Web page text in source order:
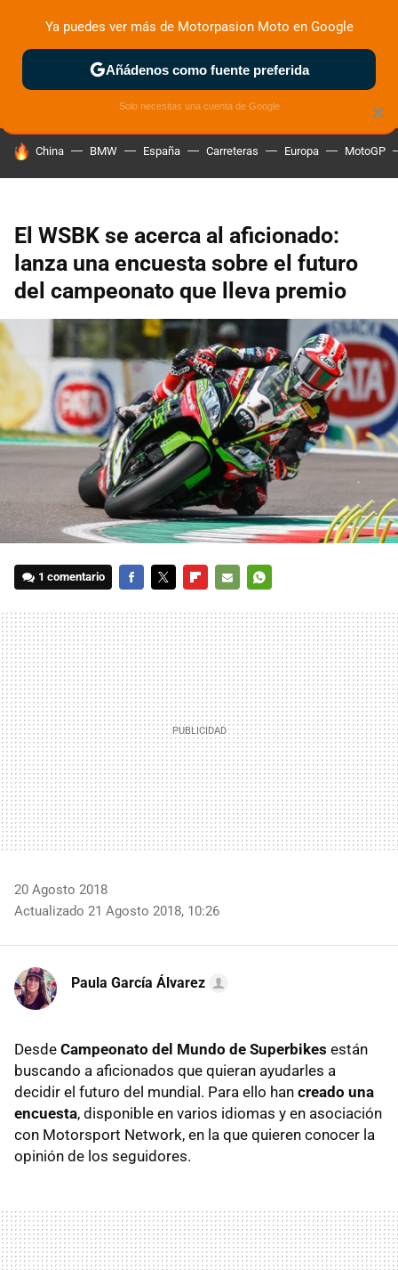
ZONA DE PRUEBAS DEPORTIVAS MOTOS ELÉCTRICAS
HOY SE HABLA DE
China BMW España Carreteras Europa MotoGP
El WSBK se acerca al aficionado:
lanza una encuesta sobre el futuro
del campeonato que lleva premio
1 comentario
MAIL
20 Agosto 2018
Actualizado 21 Agosto 2018, 10:26
Paula García Álvarez
Desde Campeonato del Mundo de Superbikes están
buscando a aficionados que quieran ayudarles a
decidir el futuro del mundial. Para ello han creado una
encuesta, disponible en varios idiomas y en asociación
con Motorsport Network, en la que quieren conocer la
opinión de los seguidores.
×
Ya puedes ver más de Motorpasion Moto en Google
Añádenos como fuente preferida
Solo necesitas una cuenta de Google